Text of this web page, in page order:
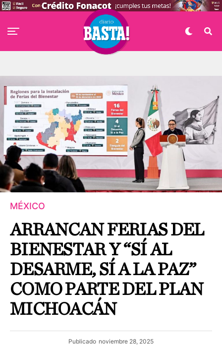
MÉXICO
ARRANCAN FERIAS DEL
BIENESTAR Y “SÍ AL
DESARME, SÍ A LA PAZ”
COMO PARTE DEL PLAN
MICHOACÁN
Publicado noviembre 28, 2025